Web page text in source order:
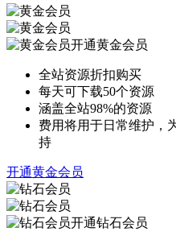
开通黄金会员
全站资源折扣购买
每天可下载50个资源
涵盖全站98%的资源
费用将用于日常维护，
持
开通黄金会员
开通钻石会员